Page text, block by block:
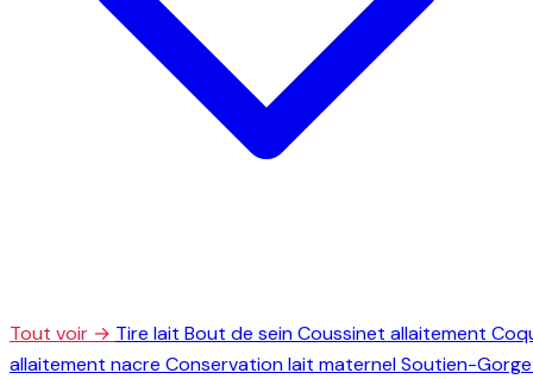
Tout voir → Tire lait Bout de seinCoussinet allaitement
allaitement nacre Conservation lait maternelSoutien-